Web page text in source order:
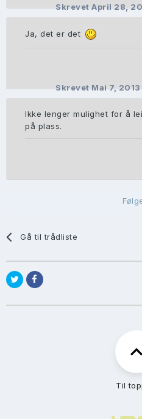
SkrevetApril 28,
Ja, det er det
SkrevetMai 7, 2013
Ikke lenger mulighet for å
på plass.
Gå til trådliste
Til